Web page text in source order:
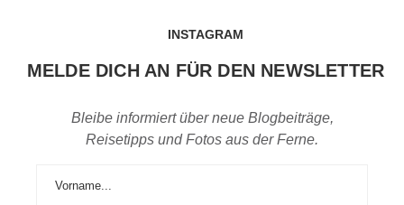
INSTAGRAM
MELDE DICH AN FÜR DEN NEWSLETTER
Bleibe informiert über neue Blogbeiträge,
Reisetipps und Fotos aus der Ferne.